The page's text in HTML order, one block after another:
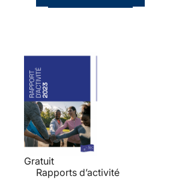
Gratuit
Rapports d’activité